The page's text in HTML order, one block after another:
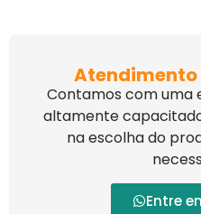
Atendimento
Contamos com uma
altamente
na escolha do
Entre